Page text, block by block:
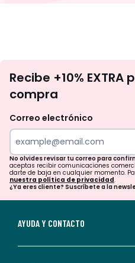
Recibe +10%
compra
Correo electrónico
No olvides revisar tu correo para
aceptas recibir comunicaciones
darte de baja en cualquier momento.
nuestra política de privacidad.
¿Ya eres cliente? Suscríbete a la
AYUDA Y CONTACTO